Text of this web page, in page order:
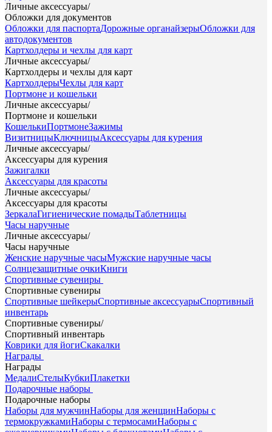
Личные аксессуары/
Обложки для документов
Обложки для паспортаДорожные органайзерыОбложки для
автодокументов
Картхолдеры и чехлы для карт
Личные аксессуары/
Картхолдеры и чехлы для карт
КартхолдерыЧехлы для карт
Портмоне и кошельки
Личные аксессуары/
Портмоне и кошельки
КошелькиПортмонеЗажимы
ВизитницыКлючницыАксессуары для курения
Личные аксессуары/
Аксессуары для курения
Зажигалки
Аксессуары для красоты
Личные аксессуары/
Аксессуары для красоты
ЗеркалаГигиенические помадыТаблетницы
Часы наручные
Личные аксессуары/
Часы наручные
Женские наручные часыМужские наручные часы
Солнцезащитные очкиКниги
Спортивные сувениры
Спортивные сувениры
Спортивные шейкерыСпортивные аксессуарыСпортивный
инвентарь
Спортивные сувениры/
Спортивный инвентарь
Коврики для йогиСкакалки
Награды
Награды
МедалиСтелыКубкиПлакетки
Подарочные наборы
Подарочные наборы
Наборы для мужчинНаборы для женщинНаборы с
термокружкамиНаборы с термосамиНаборы с